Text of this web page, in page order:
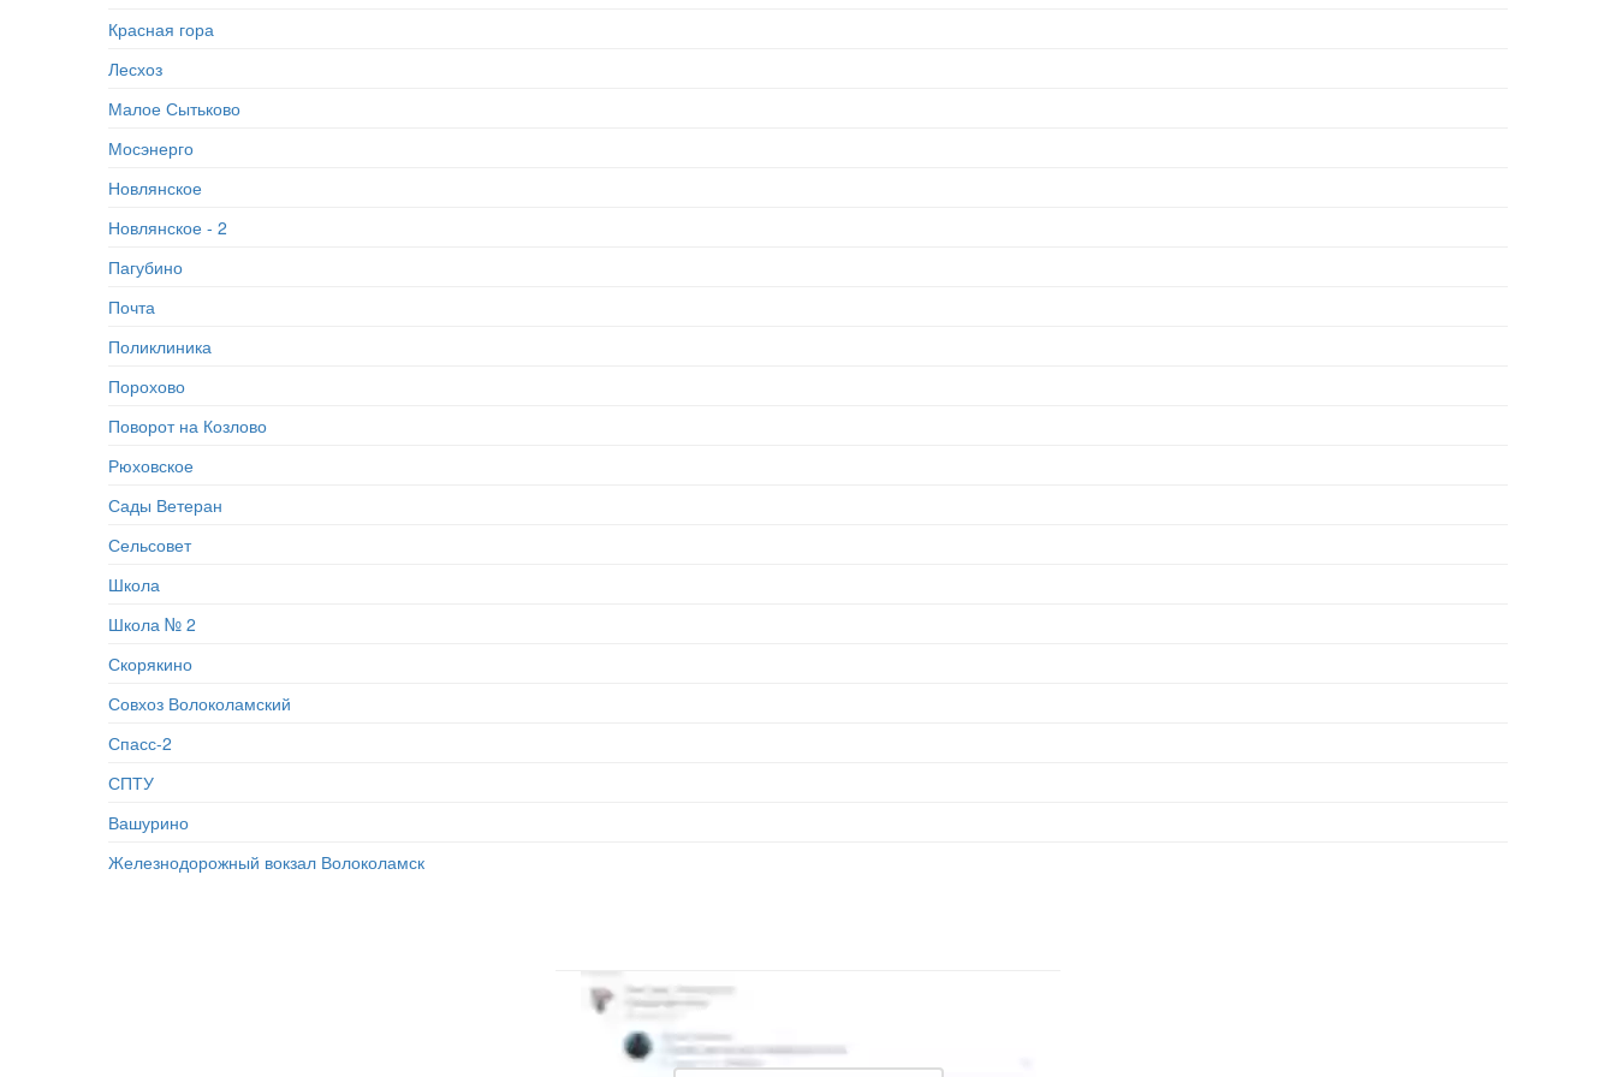
Красная гора
Лесхоз
Малое Сытьково
Мосэнерго
Новлянское
Новлянское - 2
Пагубино
Почта
Поликлиника
Порохово
Поворот на Козлово
Рюховское
Сады Ветеран
Сельсовет
Школа
Школа № 2
Скорякино
Совхоз Волоколамский
Спасс-2
СПТУ
Вашурино
Железнодорожный вокзал Волоколамск